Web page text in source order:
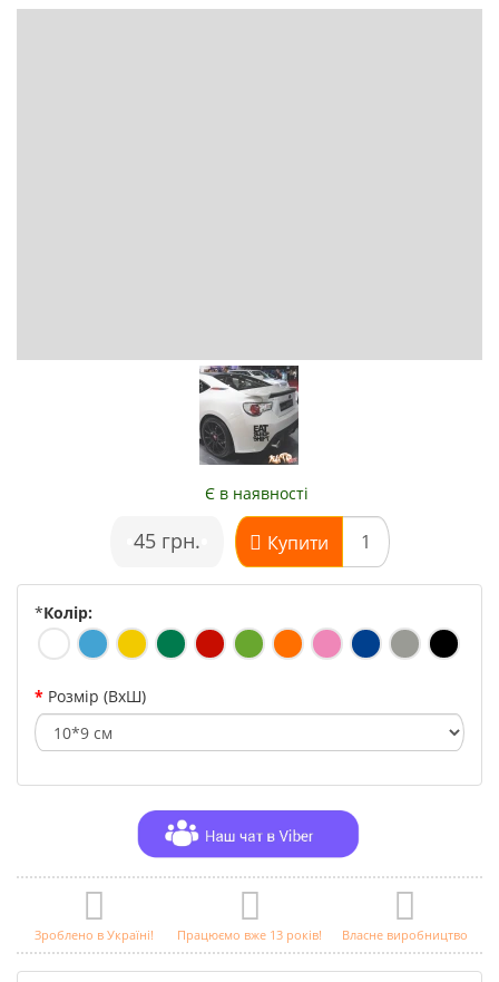
Є в наявності
45 грн. Купити
*Колір:
Розмір (ВхШ)
Зроблено в Україні! Працюємо вже 13 років! Власне виробництво